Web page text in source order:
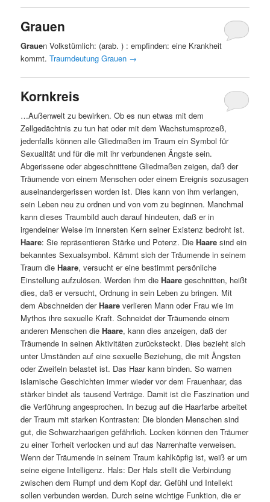
Grauen
Grauen Volkstümlich: (arab. ) : empfinden: eine Krankheit
kommt.Traumdeutung Grauen →
Kornkreis
…Außenwelt zu bewirken. Ob es nun etwas mit dem
Zellgedächtnis zu tun hat oder mit dem Wachstumsprozeß,
jedenfalls können alle Gliedmaßen im Traum ein Symbol für
Sexualität und für die mit ihr verbundenen Ängste sein.
Abgerissene oder abgeschnittene Gliedmaßen zeigen, daß der
Träumende von einem Menschen oder einem Ereignis sozusagen
auseinandergerissen worden ist. Dies kann von ihm verlangen,
sein Leben neu zu ordnen und von vorn zu beginnen. Manchmal
kann dieses Traumbild auch darauf hindeuten, daß er in
irgendeiner Weise im innersten Kern seiner Existenz bedroht ist.
Haare: Sie repräsentieren Stärke und Potenz. DieHaare sind ein
bekanntes Sexualsymbol. Kämmt sich der Träumende in seinem
Traum dieHaare, versucht er eine bestimmt persönliche
Einstellung aufzulösen. Werden ihm dieHaare geschnitten, heißt
dies, daß er versucht, Ordnung in sein Leben zu bringen. Mit
dem Abschneiden derHaare verlieren Mann oder Frau wie im
Mythos ihre sexuelle Kraft. Schneidet der Träumende einem
anderen Menschen dieHaare, kann dies anzeigen, daß der
Träumende in seinen Aktivitäten zurücksteckt. Dies bezieht sich
unter Umständen auf eine sexuelle Beziehung, die mit Ängsten
oder Zweifeln belastet ist. Das Haar kann binden. So warnen
islamische Geschichten immer wieder vor dem Frauenhaar, das
stärker bindet als tausend Verträge. Damit ist die Faszination und
die Verführung angesprochen. In bezug auf die Haarfarbe arbeitet
der Traum mit starken Kontrasten: Die blonden Menschen sind
gut, die Schwarzhaarigen gefährlich. Locken können den Träumer
zu einer Torheit verlocken und auf das Narrenhafte verweisen.
Wenn der Träumende in seinem Traum kahlköpfig ist, weiß er um
seine eigene Intelligenz. Hals: Der Hals stellt die Verbindung
zwischen dem Rumpf und dem Kopf dar. Gefühl und Intellekt
sollen verbunden werden. Durch seine wichtige Funktion, die er